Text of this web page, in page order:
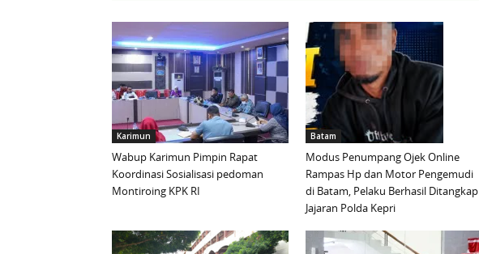
Karimun
Wabup Karimun Pimpin Rapat
Koordinasi Sosialisasi pedoman
Montiroing KPK RI
Batam
Modus Penumpang Ojek Online
Rampas Hp dan Motor Pengemudi
di Batam, Pelaku Berhasil Ditangkap
Jajaran Polda Kepri